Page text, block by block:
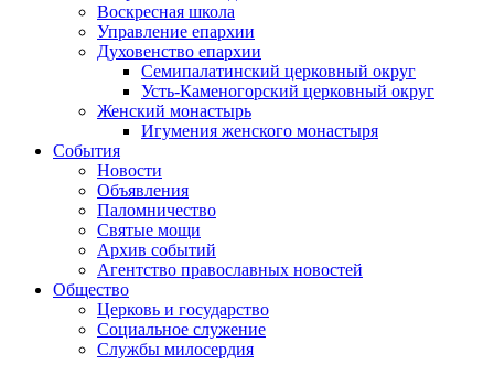
Воскресная школа
Управление епархии
Духовенство епархии
Семипалатинский церковный округ
Усть-Каменогорский церковный округ
Женский монастырь
Игумения женского монастыря
События
Новости
Объявления
Паломничество
Святые мощи
Архив событий
Агентство православных новостей
Общество
Церковь и государство
Социальное служение
Службы милосердия